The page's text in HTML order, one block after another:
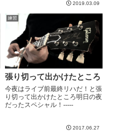
感じです^^;自宅音量では音色作
りもイマイチよくわからんところ
もあるので、今日練習時にいろい
ろ確かめたいと思います。BE...
2019.03.09
練習
張り切って出かけたところ
今夜はライブ前最終リハだ！と張
り切って出かけたところ明日の夜
だったスペシャル！-----
2017.06.27